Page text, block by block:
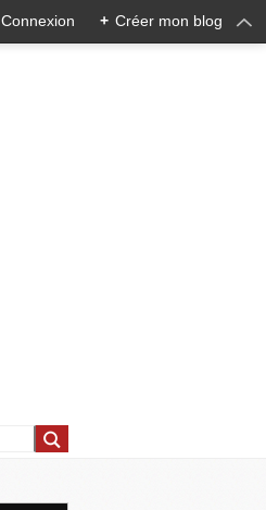
Connexion + Créer mon blog